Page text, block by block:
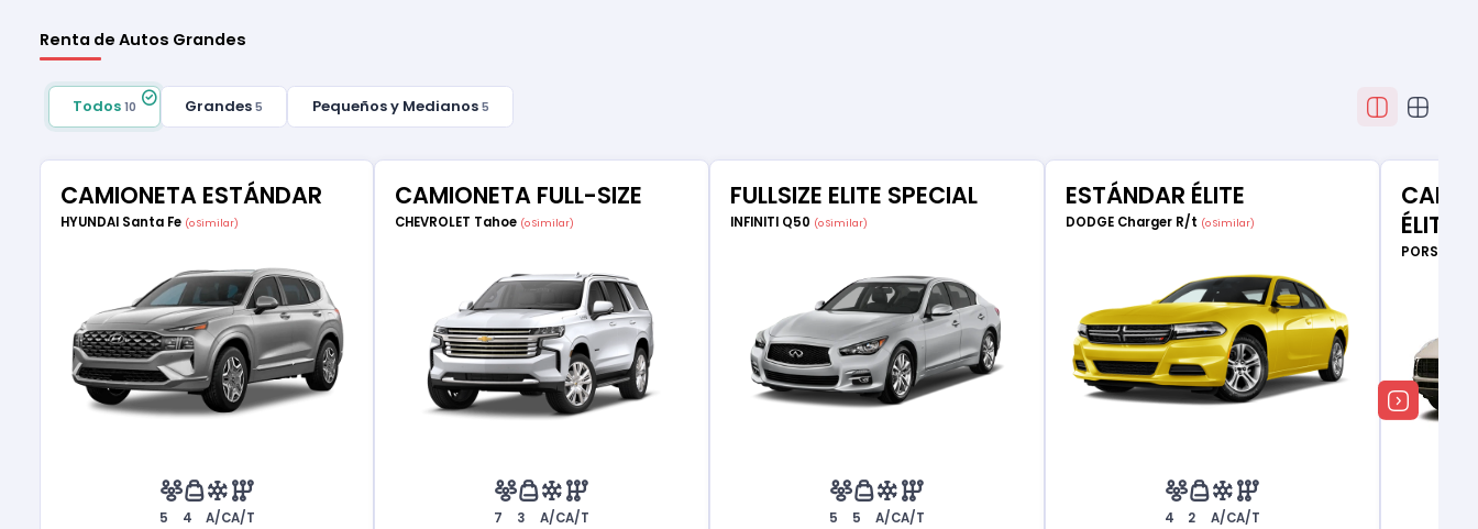
Renta de Autos Grandes
Todos 10 Grandes5 Pequeños y Medianos 5
CAMIONETA ESTÁNDAR
HYUNDAI Santa Fe (o Similar)
5 4 A/CA/T
CAMIONETA FULL-SIZE
CHEVROLET Tahoe (o Similar)
7 3 A/CA/T
FULLSIZE ELITE SPECIAL
INFINITI Q50 (o Similar)
5 5 A/CA/T
ESTÁNDAR ÉLITE
DODGE Charger R/t (o Similar)
4 2 A/CA/T
ÉLITE
PORSCHE